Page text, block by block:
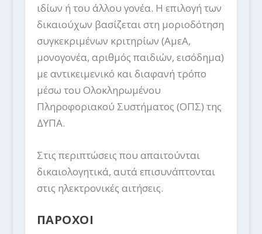
ιδίων ή του άλλου γονέα. Η επιλογή των
δικαιούχων βασίζεται στη μοριοδότηση
συγκεκριμένων κριτηρίων (ΑμεΑ,
μονογονέα, αριθμός παιδιών, εισόδημα)
με αντικειμενικό και διαφανή τρόπο
μέσω του Ολοκληρωμένου
Πληροφοριακού Συστήματος (ΟΠΣ) της
ΔΥΠΑ.
Στις περιπτώσεις που απαιτούνται
δικαιολογητικά, αυτά επισυνάπτονται
στις ηλεκτρονικές αιτήσεις.
ΠΑΡΟΧΟΙ